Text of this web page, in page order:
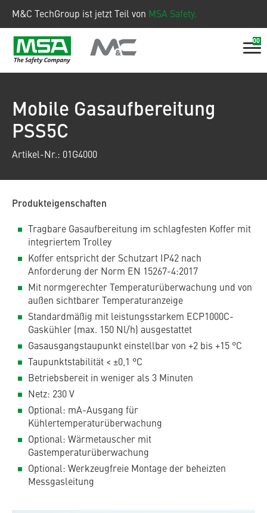
M&C TechGroup ist jetzt Teil von MSA Safety.
00
Mobile Gasaufbereitung
PSS5C
Artikel-Nr.: 01G4000
Produkteigenschaften
Tragbare Gasaufbereitung im schlagfesten Koffer mit
integriertem Trolley
Koffer entspricht der Schutzart IP42 nach
Anforderung der Norm EN 15267-4:2017
Mit normgerechter Temperaturüberwachung und von
außen sichtbarer Temperaturanzeige
Standardmäßig mit leistungsstarkem ECP1000C-
Gaskühler (max. 150 Nl/h) ausgestattet
Gasausgangstaupunkt einstellbar von +2 bis +15 °C
Taupunktstabilität < ±0,1 °C
Betriebsbereit in weniger als 3 Minuten
Netz: 230 V
Optional: mA-Ausgang für
Kühlertemperaturüberwachung
Optional: Wärmetauscher mit
Gastemperaturüberwachung
Optional: Werkzeugfreie Montage der beheizten
Messgasleitung